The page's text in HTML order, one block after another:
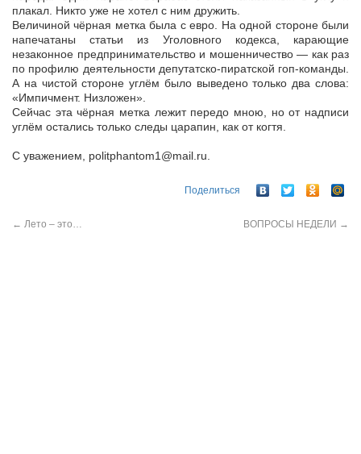
плакал. Никто уже не хотел с ним дружить.
Величиной чёрная метка была с евро. На одной стороне были
напечатаны статьи из Уголовного кодекса, карающие
незаконное предпринимательство и мошенничество — как раз
по профилю деятельности депутатско-пиратской гоп-команды.
А на чистой стороне углём было выведено только два слова:
«Импичмент. Низложен».
Сейчас эта чёрная метка лежит передо мною, но от надписи
углём остались только следы царапин, как от когтя.
С уважением, politphantom1@mail.ru.
Поделиться
← Лето – это… ВОПРОСЫ НЕДЕЛИ →